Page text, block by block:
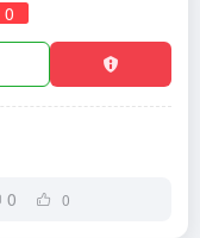
0
0 0